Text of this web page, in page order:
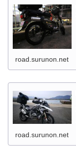
road.surunon.net
road.surunon.net